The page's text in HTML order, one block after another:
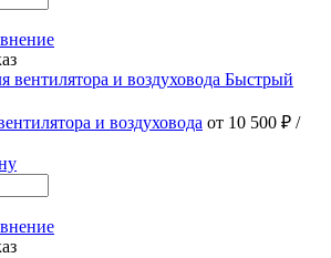
Быстрый
и воздуховода от 10 500 ₽ /